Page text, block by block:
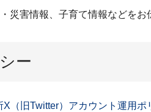
災害情報、子育て情報などを
ー
（旧Twitter）アカウント運用ポ